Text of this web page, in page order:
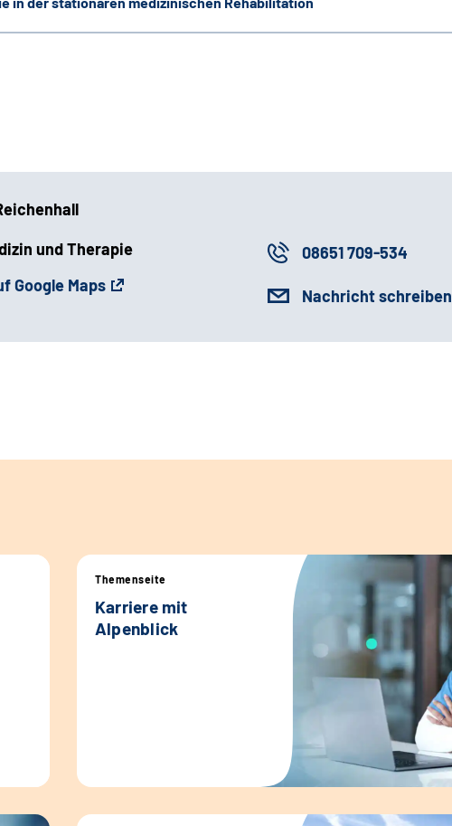
und Therapie
Google Maps
08651 709-534
Nachricht schreiben
Themenseite
Karriere mit
Alpenblick